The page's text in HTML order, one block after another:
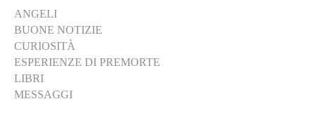
ANGELI
BUONE NOTIZIE
CURIOSITÀ
ESPERIENZE DI PREMORTE
LIBRI
MESSAGGI